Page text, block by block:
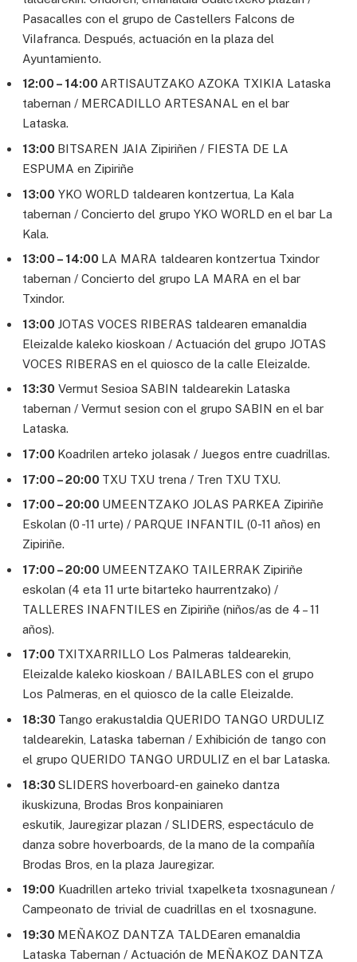
Pasacalles con el grupo de Castellers Falcons de
ViIafranca. Después, actuación en la plaza del
Ayuntamiento.
12:00 – 14:00 ARTISAUTZAKO AZOKA TXIKIA Lataska
tabernan / MERCADILLO ARTESANAL en el bar
Lataska.
13:00 BITSAREN JAIA Zipiriñen / FIESTA DE LA
ESPUMA en Zipiriñe
13:00 YKO WORLD taldearen kontzertua, La Kala
tabernan / Concierto del grupo YKO WORLD en el bar La
Kala.
13:00 – 14:00 LA MARA taldearen kontzertua Txindor
tabernan / Concierto del grupo LA MARA en el bar
Txindor.
13:00 JOTAS VOCES RIBERAS taldearen emanaldia
Eleizalde kaleko kioskoan / Actuación del grupo JOTAS
VOCES RIBERAS en el quiosco de la calle Eleizalde.
13:30 Vermut Sesioa SABIN taldearekin Lataska
tabernan / Vermut sesion con el grupo SABIN en el bar
Lataska.
17:00 Koadrilen arteko jolasak / Juegos entre cuadrillas.
17:00 – 20:00 TXU TXU trena / Tren TXU TXU.
17:00 – 20:00 UMEENTZAKO JOLAS PARKEA Zipiriñe
Eskolan (0 -11 urte) / PARQUE INFANTIL (0-11 años) en
Zipiriñe.
17:00 – 20:00 UMEENTZAKO TAILERRAK Zipiriñe
eskolan (4 eta 11 urte bitarteko haurrentzako) /
TALLERES INAFNTILES en Zipiriñe (niños/as de 4 – 11
años).
17:00 TXITXARRILLO Los Palmeras taldearekin,
Eleizalde kaleko kioskoan / BAILABLES con el grupo
Los Palmeras, en el quiosco de la calle Eleizalde.
18:30 Tango erakustaldia QUERIDO TANGO URDULIZ
taldearekin, Lataska tabernan / Exhibición de tango con
el grupo QUERIDO TANGO URDULIZ en el bar Lataska.
18:30SLIDERS hoverboard-en gaineko dantza
ikuskizuna, Brodas Bros konpainiaren
eskutik, Jauregizar plazan / SLIDERS, espectáculo de
danza sobre hoverboards, de la mano de la compañía
Brodas Bros, en la plaza Jauregizar.
19:00 Kuadrillen arteko trivial txapelketa txosnagunean /
Campeonato de trivial de cuadrillas en el txosnagune.
19:30 MEÑAKOZ DANTZA TALDEaren emanaldia
Lataska Tabernan / Actuación de MEÑAKOZ DANTZA